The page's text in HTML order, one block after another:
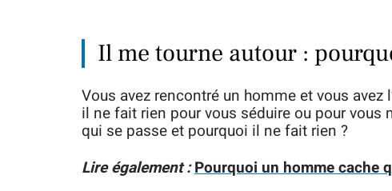
Il me tourne autour :
Vous avez rencontré un homme et vous
il ne fait rien pour vous séduire ou pour
qui se passe et pourquoi il ne fait rien ?
Lire également :Pourquoi un homme cache